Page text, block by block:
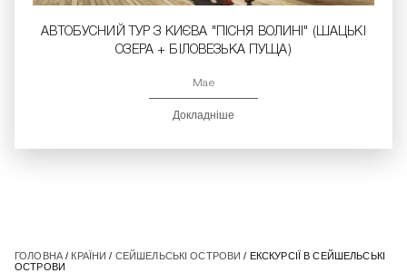
АВТОБУСНИЙ ТУР З КИЄВА "ПІСНЯ ВОЛИНІ" (ШАЦЬКІ
ОЗЕРА + БІЛОВЕЗЬКА ПУЩА)
Мае
Докладніше
ГОЛОВНА/ КРАЇНИ / СЕЙШЕЛЬСЬКІ ОСТРОВИ / ЕКСКУРСІЇ В СЕЙШЕЛЬСЬКІ
ОСТРОВИ